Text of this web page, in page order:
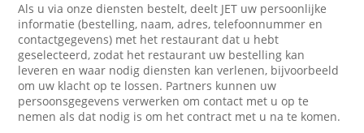
Als u via onze diensten bestelt, deelt JET uw persoonlijke
informatie (bestelling, naam, adres, telefoonnummer en
contactgegevens) met het restaurant dat u hebt
geselecteerd, zodat het restaurant uw bestelling kan
leveren en waar nodig diensten kan verlenen, bijvoorbeeld
om uw klacht op te lossen. Partners kunnen uw
persoonsgegevens verwerken om contact met u op te
nemen als dat nodig is om het contract met u na te komen.